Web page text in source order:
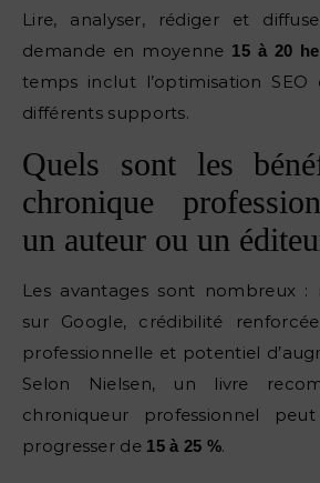
Lire, analyser, rédiger et
demande en moyenne 15 à 20
temps inclut l’optimisation
différents supports.
Quels sont les
chronique
un auteur ou un
Les avantages sont nombreux :
sur Google, crédibilité
professionnelle et potentiel
Selon Nielsen, un livre
chroniqueur professionnel
progresser de 15 à 25 %.